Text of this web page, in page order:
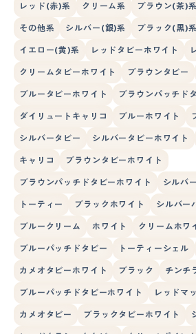
レッド(赤)系 クリーム系 ブラウン(茶)系
その他系 シルバー(銀)系 ブラック(黒)系
イエロー(黄)系 レッドタビーホワイト
クリームタビーホワイト ブラウンタビー
ブルータビーホワイト ブラウンパッチド
ダイリュートキャリコ ブルーホワイト
シルバータビー シルバータビーホワイト
キャリコ ブラウンタビーホワイト
ブラウンパッチドタビーホワイト シルバ
トーティー ブラックホワイト シルバー
ブルークリーム ホワイト クリームホワ
ブルーパッチドタビー トーティーシェル
カメオタビーホワイト ブラック チンチ
ブルーパッチドタビーホワイト レッドマ
カメオタビー ブラックタビーホワイト